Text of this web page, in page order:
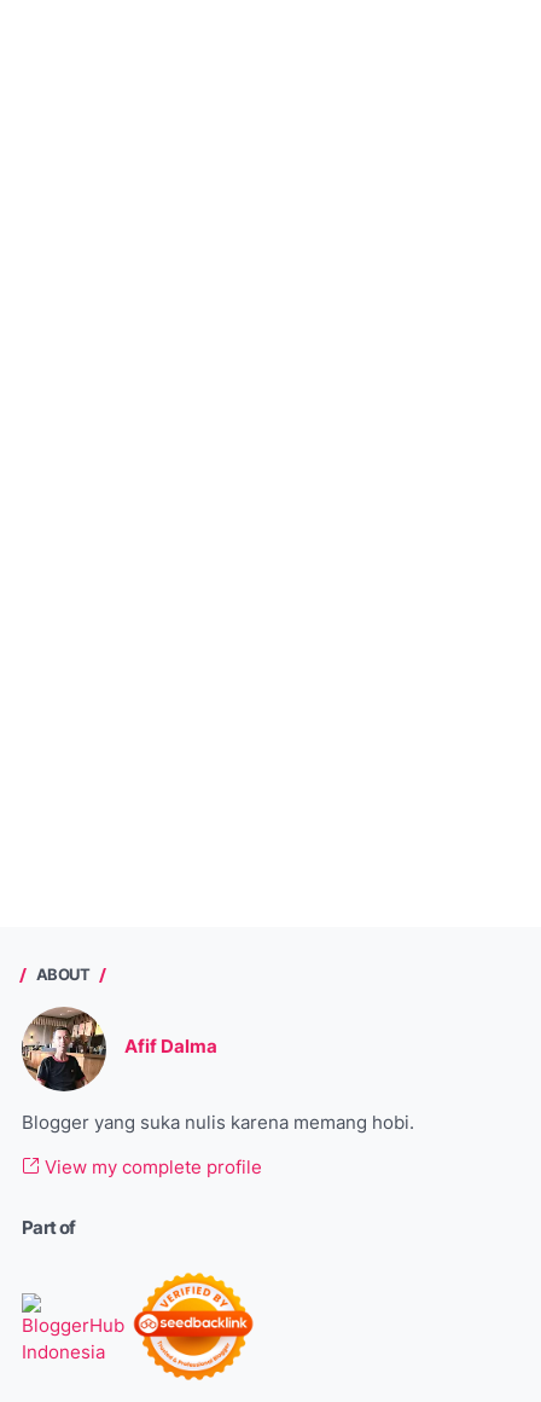
ABOUT
Afif Dalma
Blogger yang suka nulis karena memang hobi.
View my complete profile
Part of